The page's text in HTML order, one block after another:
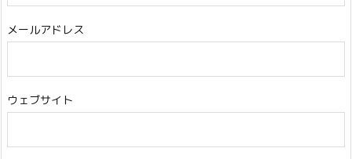
メールアドレス
ウェブサイト